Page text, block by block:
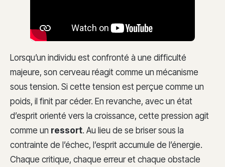
Lorsqu’un individu est confronté à une difficulté
majeure, son cerveau réagit comme un mécanisme
sous tension. Si cette tension est perçue comme un
poids, il finit par céder. En revanche, avec un état
d’esprit orienté vers la croissance, cette pression agit
comme un ressort. Au lieu de se briser sous la
contrainte de l’échec, l’esprit accumule de l’énergie.
Chaque critique, chaque erreur et chaque obstacle